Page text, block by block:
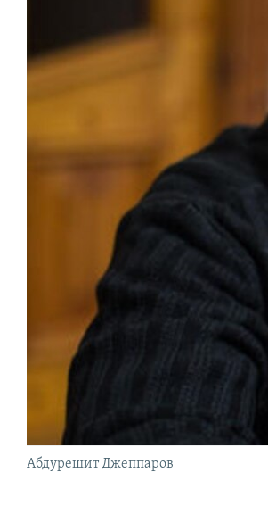
Абдурешит Джеппаров